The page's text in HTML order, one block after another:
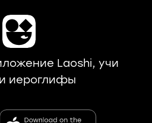
Laoshi, учи
иероглифы